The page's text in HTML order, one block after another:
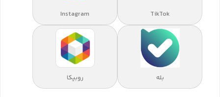
TikTok
Instagram
بله روبیکا